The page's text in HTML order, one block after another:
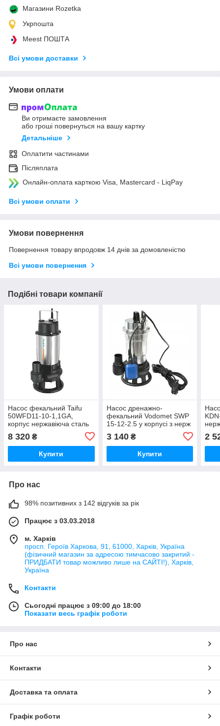
Магазини Rozetka
Укрпошта
Meest ПОШТА
Всі умови доставки
Умови оплати
Ви отримаєте замовлення
або гроші повернуться на вашу картку
Детальніше
Оплатити частинами
Післяплата
Онлайн-оплата карткою Visa, Mastercard - LiqPay
Всі умови оплати
Умови повернення
Повернення товару впродовж 14 днів за домовленістю
Всі умови повернення
Подібні товари компанії
Насос фекальний Taifu
50WFD11-10-1,1GA,
корпус нержавіюча сталь
(фреза) Н=15М, Q=17кбМ,
P=1100 Вт, 2" (TF3346)
8 320 ₴
Купити
Насос дренажно-
фекальний Vodomet SWP
15-12-2.5 у корпусі з нерж
3 140₴
Купити
2
Про нас
98% позитивних з 142 відгуків за рік
Працює з 03.03.2018
м. Харків
просп. Героїв Харкова, 91, 61000, Харків, Україна
(фізичний магазин за адресою тимчасово закритий -
ПРИДБАТИ товар можливо лише на САЙТІ!), Харків,
Україна
Контакти
Сьогодні працює з 09:00 до 18:00
Показати весь графік роботи
Про нас
Контакти
Доставка та оплата
Графік роботи